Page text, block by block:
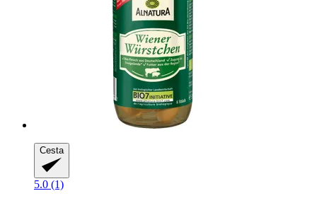
Cesta
5.0 (1)